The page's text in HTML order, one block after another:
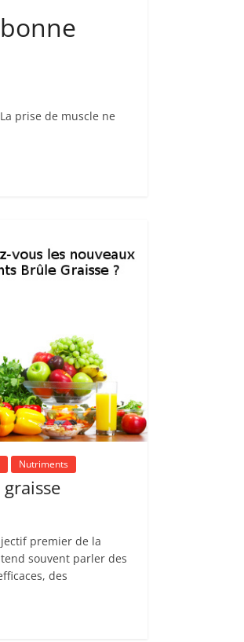
prise de muscle ne
Nutriments
premier de la
souvent parler des
des